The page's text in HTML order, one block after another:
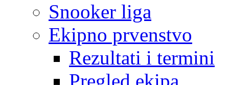
Snooker liga
Ekipno prvenstvo
Rezultati i termini